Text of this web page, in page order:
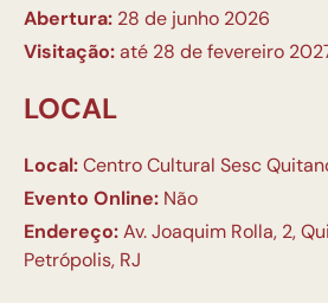
Abertura: 28 de junho 2026
Visitação:até 28 de fevereiro
LOCAL
Local:Centro Cultural Sesc
Evento Online: Não
Endereço:Av. Joaquim Rolla, 2,
Petrópolis, RJ